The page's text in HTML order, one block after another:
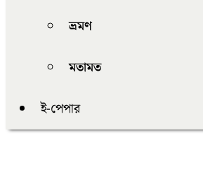
ভ্রমণ
মতামত
ই-পেপার